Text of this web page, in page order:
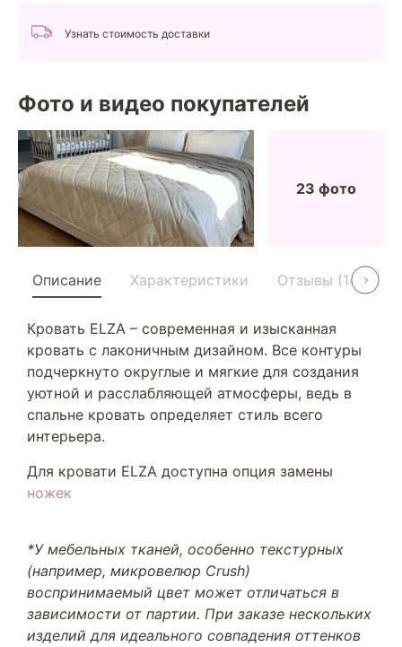
Узнать стоимость доставки
Фото и видео покупателей
23 фото
Описание Характеристики Отзывы (14)
Кровать ELZA – современная и изысканная
кровать с лаконичным дизайном. Все контуры
подчеркнуто округлые и мягкие для создания
уютной и расслабляющей атмосферы, ведь в
спальне кровать определяет стиль всего
интерьера.
Для кровати ELZA доступна опция замены
ножек
*У мебельных тканей, особенно текстурных
(например, микровелюр Crush)
воспринимаемый цвет может отличаться в
зависимости от партии. При заказе нескольких
изделий для идеального совпадения оттенков